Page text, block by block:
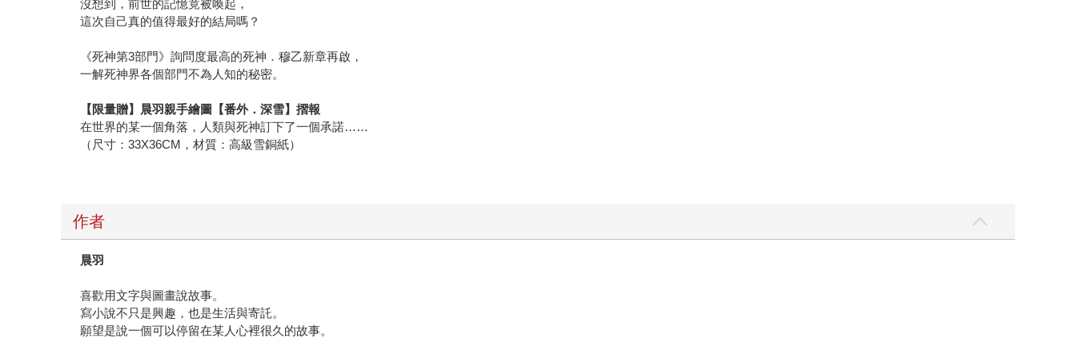
沒想到，前世的記憶竟被喚起，
這次自己真的值得最好的結局嗎？
《死神第3部門》詢問度最高的死神．穆乙新章再啟，
一解死神界各個部門不為人知的秘密。
【限量贈】晨羽親手繪圖【番外．深雪】摺報
在世界的某一個角落，人類與死神訂下了一個承諾……
（尺寸：33X36CM，材質：高級雪銅紙）
作者
晨羽
喜歡用文字與圖畫說故事。
寫小說不只是興趣，也是生活與寄託。
願望是說一個可以停留在某人心裡很久的故事。